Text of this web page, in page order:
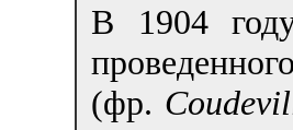
В 1904
(фр.